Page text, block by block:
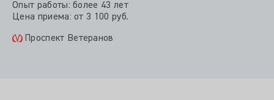
Опыт работы: более 43 лет
Цена приема: от 3 100 руб.
Проспект Ветеранов